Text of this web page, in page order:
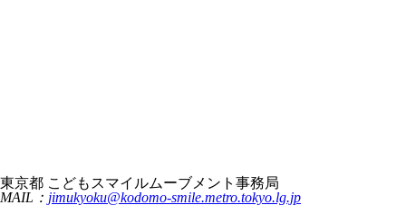
東京都 こどもスマイルムーブメント事務局
MAIL： jimukyoku@kodomo-smile.metro.tokyo.lg.jp